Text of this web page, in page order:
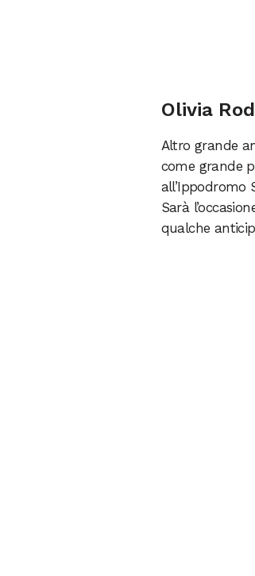
Olivia
Altro grande
come grande
all’Ippodromo
Sarà
qualche